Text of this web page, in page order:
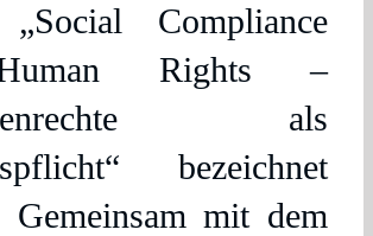
Compliance
Rights –
als
bezeichnet
Gemeinsam mit dem